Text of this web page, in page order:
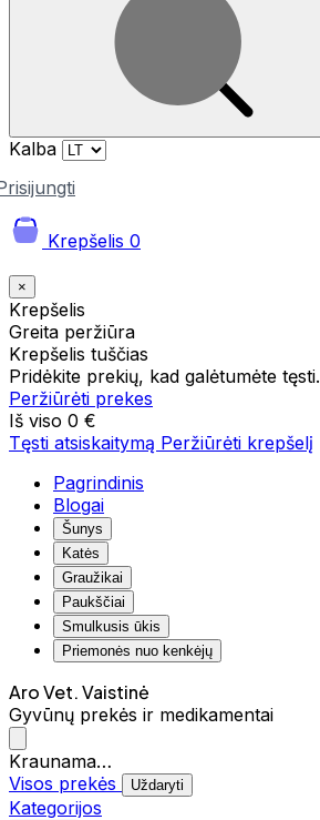
Kalba
Krepšelis 0
×
Krepšelis
Greita peržiūra
Krepšelis tuščias
Pridėkite prekių, kad galėtumėte tęsti.
Peržiūrėti prekes
Iš viso 0 €
Tęsti atsiskaitymą Peržiūrėti krepšelį
Pagrindinis
Blogai
Šunys
Katės
Graužikai
Paukščiai
Smulkusis ūkis
Priemonės nuo kenkėjų
Aro Vet. Vaistinė
Gyvūnų prekės ir medikamentai
Kraunama…
Visos prekės
Uždaryti
Kategorijos